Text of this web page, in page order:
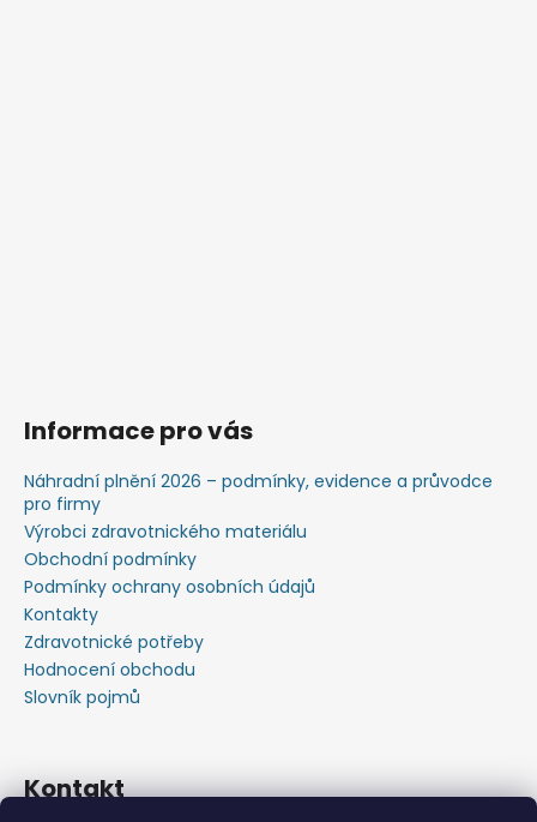
Informace pro vás
Náhradní plnění 2026 – podmínky, evidence a průvodce
pro firmy
Výrobci zdravotnického materiálu
Obchodní podmínky
Podmínky ochrany osobních údajů
Kontakty
Zdravotnické potřeby
Hodnocení obchodu
Slovník pojmů
Kontakt